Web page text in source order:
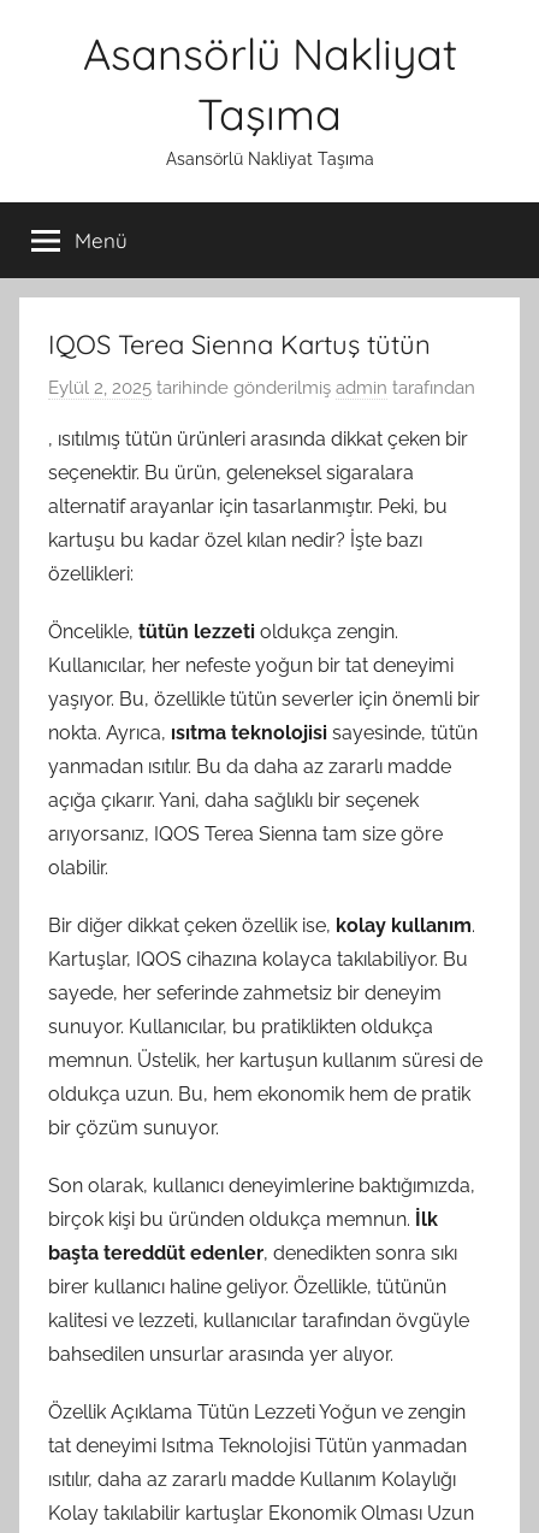
Asansörlü Nakliyat
Taşıma
Asansörlü Nakliyat Taşıma
Menü
IQOS Terea Sienna Kartuş tütün
Eylül 2, 2025 tarihinde gönderilmiş admin tarafından
, ısıtılmış tütün ürünleri arasında dikkat çeken bir
seçenektir. Bu ürün, geleneksel sigaralara
alternatif arayanlar için tasarlanmıştır. Peki, bu
kartuşu bu kadar özel kılan nedir? İşte bazı
özellikleri:
Öncelikle, tütün lezzeti oldukça zengin.
Kullanıcılar, her nefeste yoğun bir tat deneyimi
yaşıyor. Bu, özellikle tütün severler için önemli bir
nokta. Ayrıca, ısıtma teknolojisi sayesinde, tütün
yanmadan ısıtılır. Bu da daha az zararlı madde
açığa çıkarır. Yani, daha sağlıklı bir seçenek
arıyorsanız, IQOS Terea Sienna tam size göre
olabilir.
Bir diğer dikkat çeken özellik ise, kolay kullanım.
Kartuşlar, IQOS cihazına kolayca takılabiliyor. Bu
sayede, her seferinde zahmetsiz bir deneyim
sunuyor. Kullanıcılar, bu pratiklikten oldukça
memnun. Üstelik, her kartuşun kullanım süresi de
oldukça uzun. Bu, hem ekonomik hem de pratik
bir çözüm sunuyor.
Son olarak, kullanıcı deneyimlerine baktığımızda,
birçok kişi bu üründen oldukça memnun. İlk
başta tereddüt edenler, denedikten sonra sıkı
birer kullanıcı haline geliyor. Özellikle, tütünün
kalitesi ve lezzeti, kullanıcılar tarafından övgüyle
bahsedilen unsurlar arasında yer alıyor.
Özellik Açıklama Tütün Lezzeti Yoğun ve zengin
tat deneyimi Isıtma Teknolojisi Tütün yanmadan
ısıtılır, daha az zararlı madde Kullanım Kolaylığı
Kolay takılabilir kartuşlar Ekonomik Olması Uzun